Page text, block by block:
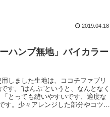
2019.04.18
ハンプ無地」バイカラー
しました生地は、ココチファブリ
す。”はんぷ”というと、なんとなく
とっても縫いやすいです、適度な
す。少々アレンジした部分やコツが